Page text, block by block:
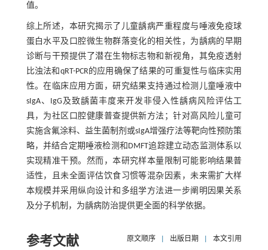
值。
综上所述，本研究揭示了儿童龋病严重程度与唾液免疫球
蛋白水平及口腔微生物群落变化的相关性，为龋病的早期
诊断与干预提供了潜在生物标志物和新视角，其免疫透射
比浊法和qRT-PCR的应用确保了结果的可重复性与临床实用
性。在临床应用方面，研究结果支持通过检测儿童唾液中
sIgA、IgG及致龋菌丰度来开发非侵入性龋病风险评估工
具，为社区口腔健康普查提供新方法；针对高风险儿童可
实施含氟涂料、益生菌制剂或sIgA增强疗法等靶向性预防策
略，并结合定期唾液检测和DMFT追踪建立动态监测体系以
实现精准干预。然而，本研究样本量限制可能影响结果普
适性，且未全面评估饮食习惯等混杂因素，未来需扩大样
本规模并采用纵向设计和多组学方法进一步阐明因果关系
及分子机制，为龋病防治提供更全面的科学依据。
参考文献 原文顺序 出版日期 本文引用